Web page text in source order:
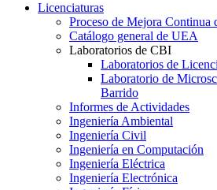
Licenciaturas
Proceso de Mejora Continua
Catálogo general de UEA
Laboratorios de CBI
Laboratorios de
Laboratorio de
Barrido
Informes de Actividades
Ingeniería Ambiental
Ingeniería Civil
Ingeniería en Computación
Ingeniería Eléctrica
Ingeniería Electrónica